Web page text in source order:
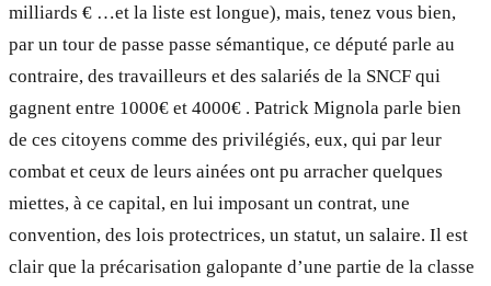
milliards € …et la liste est longue), mais, tenez vous bien,
par un tour de passe passe sémantique, ce député parle au
contraire, des travailleurs et des salariés de la SNCF qui
gagnent entre 1000€ et 4000€ . Patrick Mignola parle bien
de ces citoyens comme des privilégiés, eux, qui par leur
combat et ceux de leurs ainées ont pu arracher quelques
miettes, à ce capital, en lui imposant un contrat, une
convention, des lois protectrices, un statut, un salaire. Il est
clair que la précarisation galopante d’une partie de la classe